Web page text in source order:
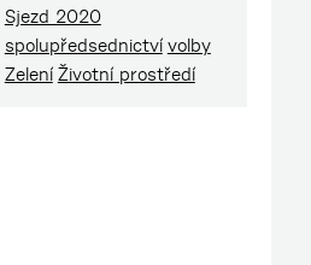
Sjezd 2020
spolupředsednictví volby
Zelení Životní prostředí